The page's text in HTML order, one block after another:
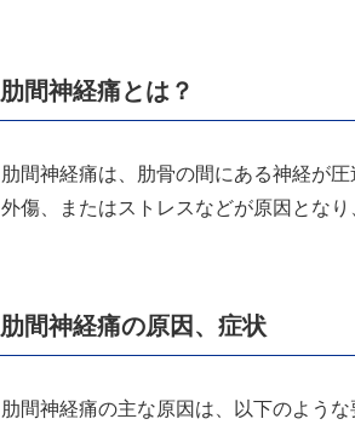
肋間神経痛とは？
肋間神経痛は、肋骨の間にある神経が
外傷、またはストレスなどが原因とな
肋間神経痛の原因、症状
肋間神経痛の主な原因は、以下のような